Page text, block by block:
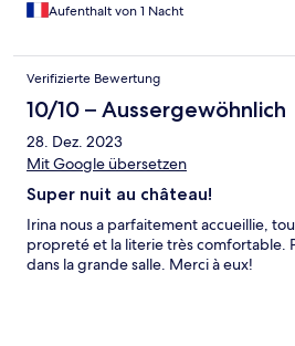
Aufenthalt von 1 Nacht
Verifizierte Bewertung
10/10 – Aussergewöhnlich
28. Dez. 2023
Mit Google übersetzen
Super nuit au château!
Irina nous a parfaitement accueillie,
propreté et la literie très comfortable.
dans la grande salle. Merci à eux!